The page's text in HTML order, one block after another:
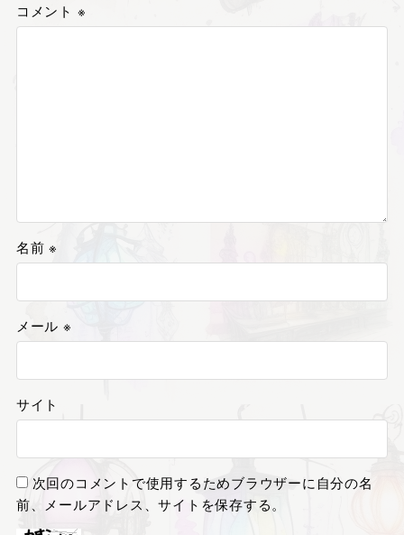
コメント ※
名前※
メール ※
サイト
次回のコメントで使用するためブラウザーに自分の名
前、メールアドレス、サイトを保存する。